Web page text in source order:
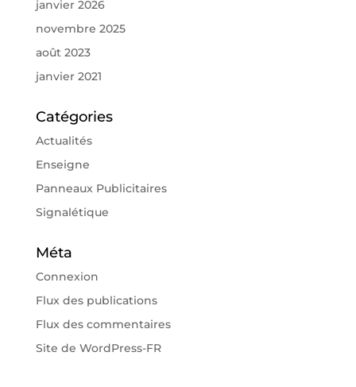
janvier 2026
novembre 2025
août 2023
janvier 2021
Catégories
Actualités
Enseigne
Panneaux Publicitaires
Signalétique
Méta
Connexion
Flux des publications
Flux des commentaires
Site de WordPress-FR